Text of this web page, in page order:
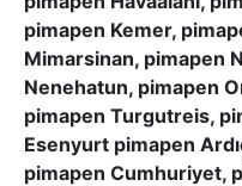
pimapen Kemer,
Mimarsinan, pimapen
Nenehatun, pimapen
pimapen Turgutreis,
Esenyurt pimapen
pimapen Cumhuriyet,